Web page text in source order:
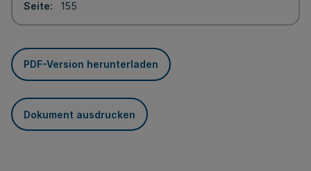
Seite
155
PDF-Version herunterladen
Dokument ausdrucken